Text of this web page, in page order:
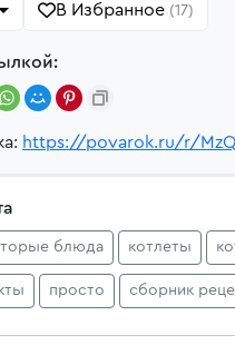
В Избранное (17)
https://povarok.ru/r/MzQ
блюда котлеты
просто сборник